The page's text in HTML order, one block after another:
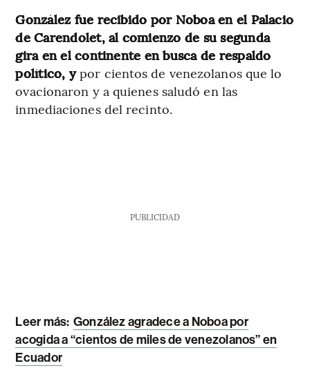
González fue recibido por Noboa en el Palacio
de Carendolet, al comienzo de su segunda
gira en el continente en busca de respaldo
político, ypor cientos de venezolanos que lo
ovacionaron y a quienes saludó en las
inmediaciones del recinto.
PUBLICIDAD
Leer más: González agradece a Noboa por
acogida a “cientos de miles de venezolanos” en
Ecuador